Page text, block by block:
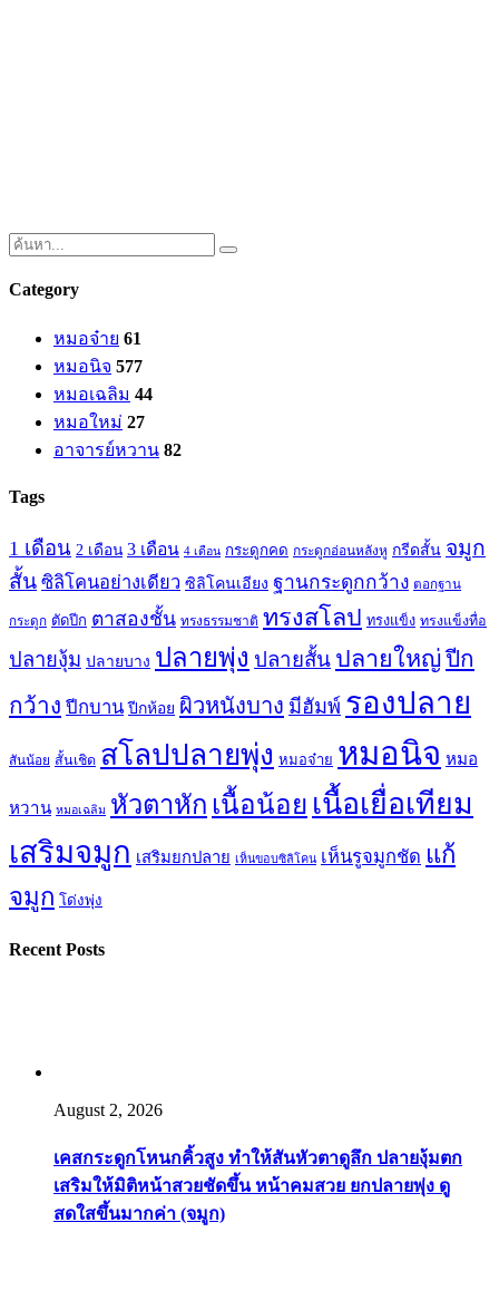
Category
หมอจ๋าย 61
หมอนิจ 577
หมอเฉลิม 44
หมอใหม่ 27
อาจารย์หวาน 82
Tags
1 เดือน 2 เดือน 3 เดือน 4 เดือน กระดูกคด กระดูกอ่อนหลังหู กรีดสั้น จมูก
สั้น ซิลิโคนอย่างเดียว ซิลิโคนเอียง ฐานกระดูกกว้าง ตอกฐาน
กระดูก ตัดปีก ตาสองชั้น ทรงธรรมชาติ ทรงสโลป ทรงแข็ง ทรงแข็งทื่อ
ปลายงุ้ม ปลายบาง ปลายพุ่ง ปลายสั้น ปลายใหญ่ปีก
กว้าง ปีกบาน ปีกห้อย ผิวหนังบาง มีฮัมพ์ รองปลาย
สันน้อย สั้นเชิด สโลปปลายพุ่ง หมอจ๋าย หมอนิจ หมอ
หวาน หมอเฉลิม หัวตาหัก เนื้อน้อย เนื้อเยื่อเทียม
เสริมจมูก เสริมยกปลาย เห็นขอบซิลิโคน เห็นรูจมูกชัด แก้
จมูก โด่งพุ่ง
Recent Posts
August 2, 2026
เคสกระดูกโหนกคิ้วสูง ทำให้สันหัวตาดูลึก ปลายงุ้มตก
เสริมให้มิติหน้าสวยชัดขึ้น หน้าคมสวย ยกปลายพุ่ง ดู
สดใสขึ้นมากค่า (จมูก)